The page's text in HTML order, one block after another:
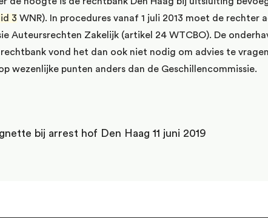
lid 3 WNR). In procedures vanaf 1 juli 2013 moet de rechter
Auteursrechten Zakelijk (artikel 24 WTCBO). De
vond het dan ook niet nodig om advies te
wezenlijke punten anders dan de Geschillencommissie.
bij arrest hof Den Haag 11 juni 2019